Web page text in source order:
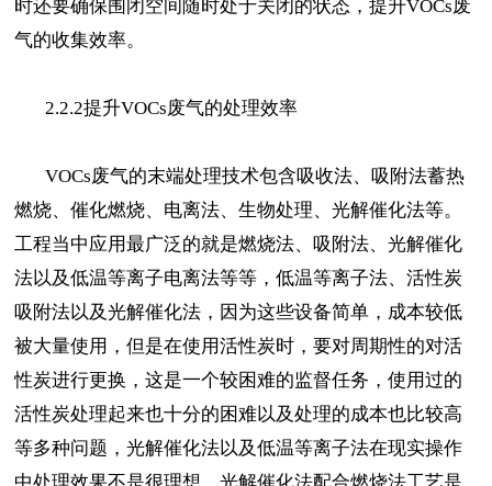
时还要确保围闭空间随时处于关闭的状态，提升VOCs废
气的收集效率。
2.2.2提升VOCs废气的处理效率
VOCs废气的末端处理技术包含吸收法、吸附法蓄热
燃烧、催化燃烧、电离法、生物处理、光解催化法等。
工程当中应用最广泛的就是燃烧法、吸附法、光解催化
法以及低温等离子电离法等等，低温等离子法、活性炭
吸附法以及光解催化法，因为这些设备简单，成本较低
被大量使用，但是在使用活性炭时，要对周期性的对活
性炭进行更换，这是一个较困难的监督任务，使用过的
活性炭处理起来也十分的困难以及处理的成本也比较高
等多种问题，光解催化法以及低温等离子法在现实操作